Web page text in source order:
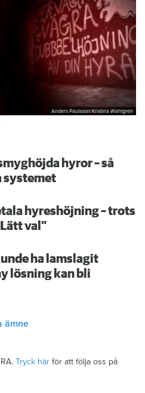
Anders Paulsson/Kristina Wahlgren
hyror – så
systemet
hyreshöjning – trots
val”
ha lamslagit
lösning kan bli
ämne
Tryck här för att följa oss på